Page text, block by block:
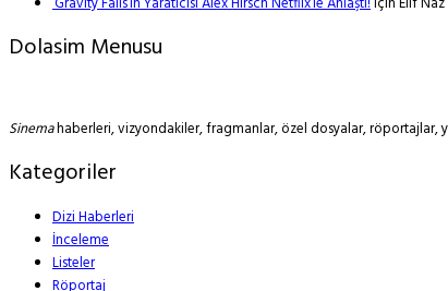
Dolasim Menusu
Sinemahaberleri, vizyondakiler, fragmanlar, özel dosyalar, röportajlar,
Kategoriler
Dizi Haberleri
İnceleme
Listeler
Röportaj